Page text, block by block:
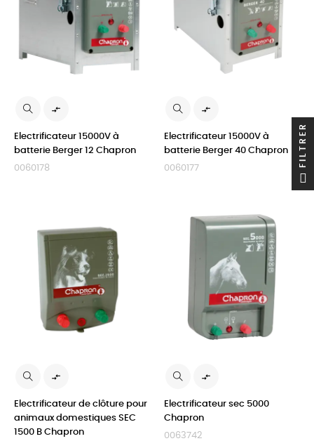

Electrificateur 15000V à
batterie Berger 12 Chapron
0060178

Electrificateur 15000V à
batterie Berger 40 Chapron
0060177

Electrificateur de clôture pour
animaux domestiques SEC
1500 B Chapron

Electrificateur sec 5000
Chapron
0063742
FILTRER